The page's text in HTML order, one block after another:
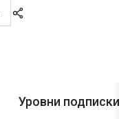
Уровни подписки